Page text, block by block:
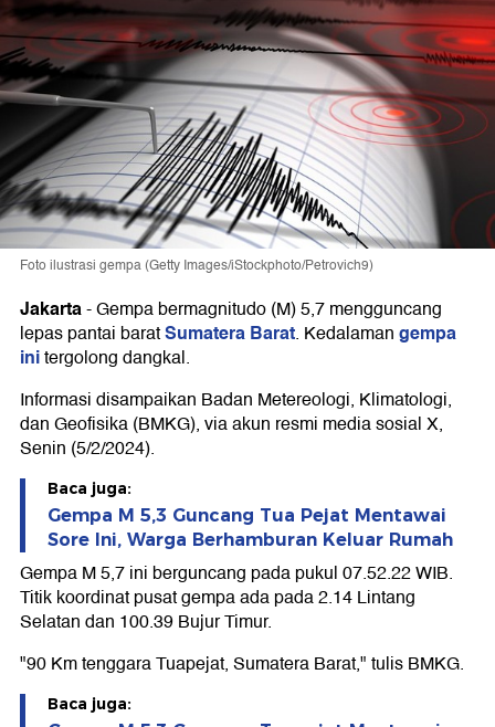
Foto ilustrasi gempa (Getty Images/iStockphoto/Petrovich9)
Jakarta-Gempa bermagnitudo (M) 5,7 mengguncang
lepas pantai baratSumatera Barat. Kedalamangempa
initergolong dangkal.
Informasi disampaikan Badan Metereologi, Klimatologi,
dan Geofisika (BMKG), via akun resmi media sosial X,
Senin (5/2/2024).
Baca juga:
Gempa M 5,3 Guncang Tua Pejat Mentawai
Sore Ini, Warga Berhamburan Keluar Rumah
Gempa M 5,7 ini berguncang pada pukul 07.52.22 WIB.
Titik koordinat pusat gempa ada pada 2.14 Lintang
Selatan dan 100.39 Bujur Timur.
"90 Km tenggara Tuapejat, Sumatera Barat," tulis BMKG.
Baca juga: